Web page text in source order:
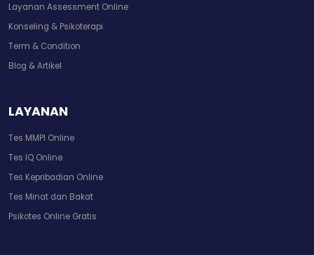
Layanan Assessment Online
Konseling & Psikoterapi
Term & Condition
Blog & Artikel
LAYANAN
Tes MMPI Online
Tes IQ Online
Tes Kepribadian Online
Tes Minat dan Bakat
Psikotes Online Gratis